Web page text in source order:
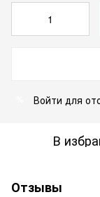
Войти для
В
Отзывы